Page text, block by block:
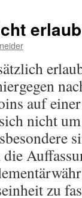
auf
nicht
zu